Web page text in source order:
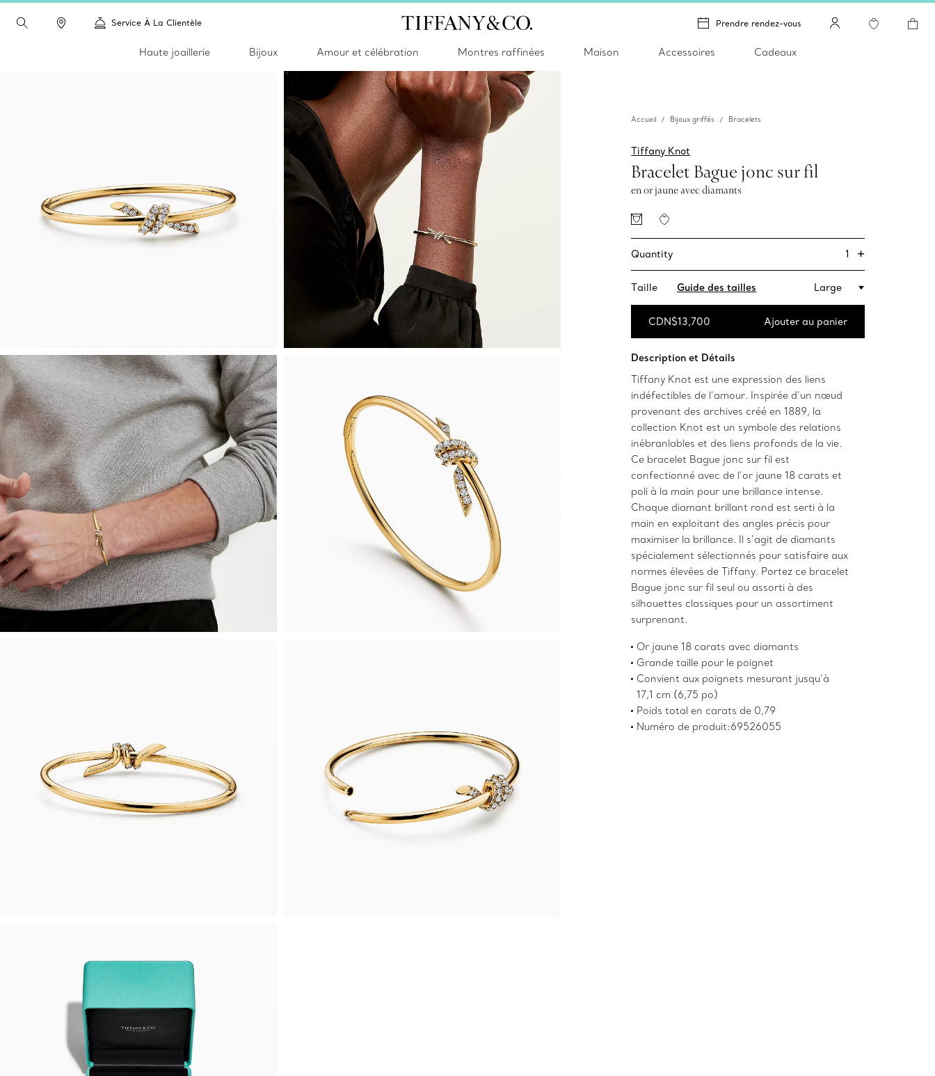
Service À La Clientèle Prendre rendez-vous
Haute joaillerie Bijoux Amour et célébration Montres raffinées Maison Accessoires Cadeaux
Accueil Bijoux griffés Bracelets
Tiffany Knot
Bracelet Bague jonc sur fil
en or jaune avec diamants
Quantity 1 +
Taille Guide des tailles Large
CDN$13,700 Ajouter au panier
Description et Détails
Tiffany Knot est une expression des liens
indéfectibles de l’amour. Inspirée d’un nœud
provenant des archives créé en 1889, la
collection Knot est un symbole des relations
inébranlables et des liens profonds de la vie.
Ce bracelet Bague jonc sur fil est
confectionné avec de l’or jaune 18 carats et
poli à la main pour une brillance intense.
Chaque diamant brillant rond est serti à la
main en exploitant des angles précis pour
maximiser la brillance. Il s’agit de diamants
spécialement sélectionnés pour satisfaire aux
normes élevées de Tiffany. Portez ce bracelet
Bague jonc sur fil seul ou assorti à des
silhouettes classiques pour un assortiment
surprenant.
Or jaune 18 carats avec diamants
Grande taille pour le poignet
Convient aux poignets mesurant jusqu’à
17,1 cm (6,75 po)
Poids total en carats de 0,79
Numéro de produit:69526055